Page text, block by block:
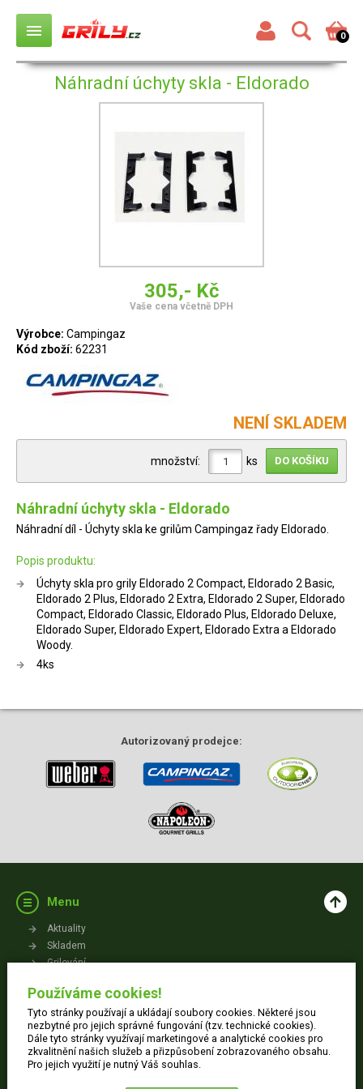
0
menu
Náhradní úchyty skla - Eldorado
305,- Kč
Vaše cena včetně DPH
Výrobce: Campingaz
Kód zboží: 62231
NENÍ SKLADEM
množství: ks
Náhradní úchyty skla - Eldorado
Náhradní díl - Úchyty skla ke grilům Campingaz řady Eldorado.
Popis produktu:
Úchyty skla pro grily Eldorado 2 Compact, Eldorado 2 Basic,
Eldorado 2 Plus, Eldorado 2 Extra, Eldorado 2 Super, Eldorado
Compact, Eldorado Classic, Eldorado Plus, Eldorado Deluxe,
Eldorado Super, Eldorado Expert, Eldorado Extra a Eldorado
Woody.
4ks
Autorizovaný prodejce:
Menu
Aktuality
Skladem
Grilování
Kontakt
Vše o nákupu
Jak nakupovat
Obchodní podmínky
Dodací informace
Používáme cookies!
Tyto stránky používají a ukládají soubory cookies. Některé jsou
nezbytné pro jejich správné fungování (tzv. technické cookies).
Dále tyto stránky využívají marketingové a analytické cookies pro
zkvalitnění našich služeb a přizpůsobení zobrazovaného obsahu.
Pro jejich využití je nutný Váš souhlas.